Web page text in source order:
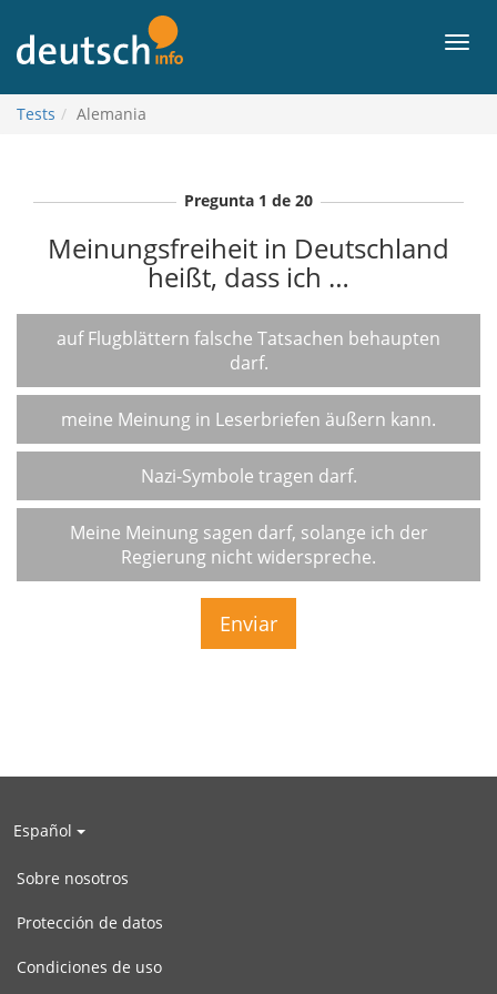
Tests Alemania
Pregunta 1 de 20
Meinungsfreiheit in Deutschland
heißt, dass ich …
auf Flugblättern falsche Tatsachen behaupten
darf.
meine Meinung in Leserbriefen äußern kann.
Nazi-Symbole tragen darf.
Meine Meinung sagen darf, solange ich der
Regierung nicht widerspreche.
Español
Sobre nosotros
Protección de datos
Condiciones de uso